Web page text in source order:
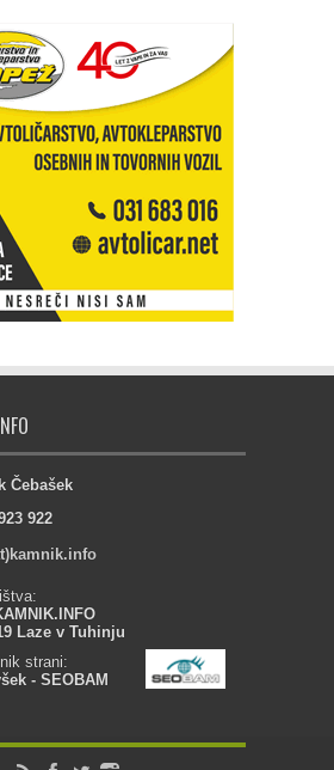
Čebašek
922
Laze v Tuhinju
strani:
- SEOBAM